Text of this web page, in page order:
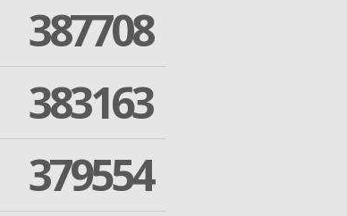
387708
383163
379554